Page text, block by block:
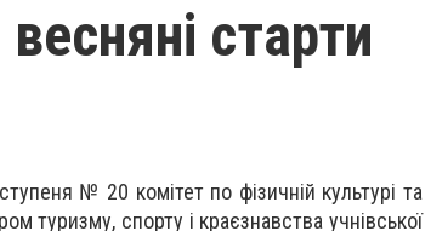
старти
№ 20 комітет по фізичній культурі та
туризму, спорту і краєзнавства учнівської